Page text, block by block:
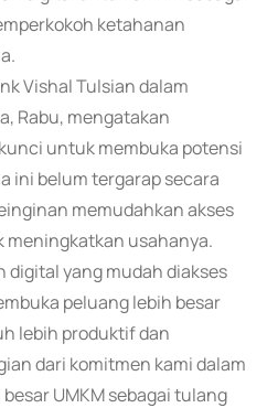
ketahanan
Vishal Tulsian dalam
Rabu, mengatakan
untuk membuka potensi
ini belum tergarap secara
memudahkan akses
meningkatkan usahanya.
digital yang mudah diakses
peluang lebih besar
lebih produktif dan
dari komitmen kami dalam
UMKM sebagai tulang